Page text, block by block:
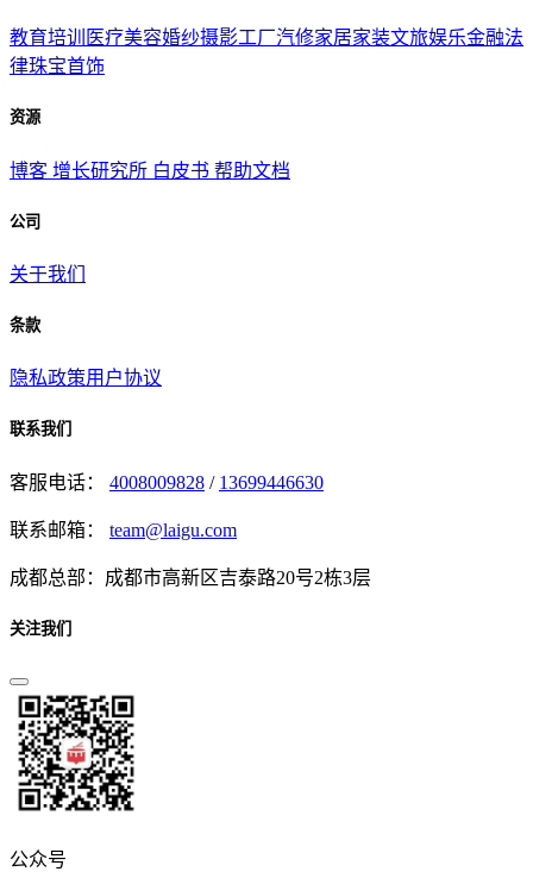
教育培训 医疗美容婚纱摄影工厂汽修家居家装文旅娱乐金融法
律珠宝首饰
资源
博客 增长研究所 白皮书 帮助文档
公司
关于我们
条款
隐私政策用户协议
联系我们
客服电话： 4008009828 / 13699446630
联系邮箱： team@laigu.com
成都总部：成都市高新区吉泰路20号2栋3层
关注我们
公众号